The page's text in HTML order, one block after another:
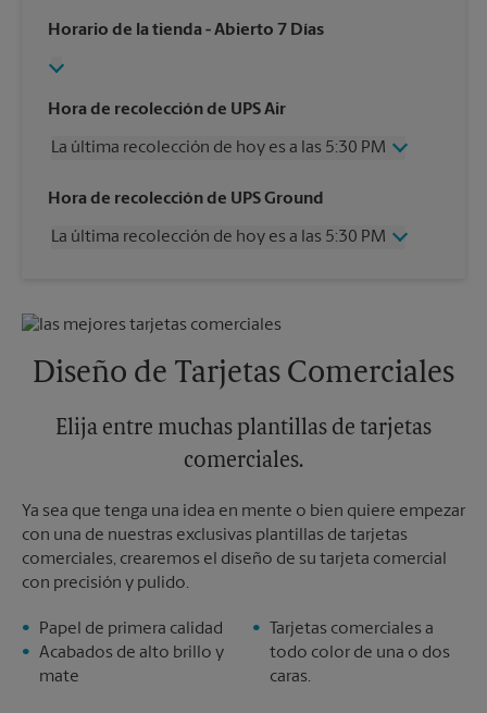
Horario de la tienda - Abierto 7 Días
Hora de recolección de UPS Air
La última recolección de hoy es a las 5:30 PM
Miércoles
5:30 PM
Viernes
5:30 PM
Martes
Hora de recolección de UPS Ground
La última recolección de hoy es a las 5:30 PM
Viernes
5:30 PM
Domingo
Sin Recolección
Martes
5:30 PM
Diseño de Tarjetas Comerciales
Elija entre muchas plantillas de tarjetas
comerciales.
Ya sea que tenga una idea en mente o bien quiere empezar
con una de nuestras exclusivas plantillas de tarjetas
comerciales, crearemos el diseño de su tarjeta comercial
con precisión y pulido.
Papel de primera calidad
Acabados de alto brillo y
mate
Tarjetas comerciales a
todo color de una o dos
caras.